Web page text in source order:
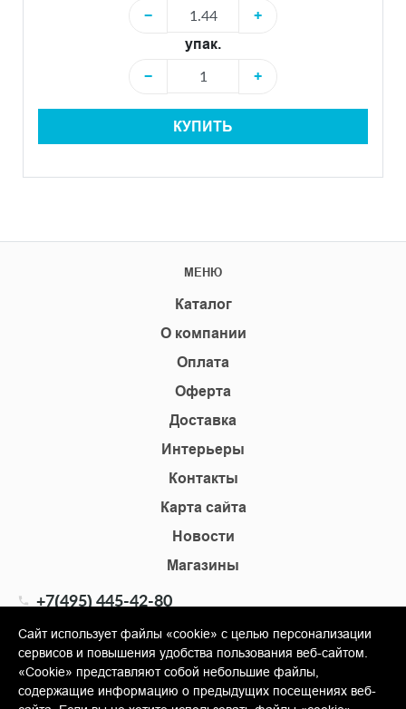
−
+
упак.
−
+
КУПИТЬ
МЕНЮ
Каталог
О компании
Оплата
Оферта
Доставка
Интерьеры
Контакты
Карта сайта
Новости
Магазины
+7(495) 445-42-80
info@shopkm.ru
© Copyright 2013-2026 KERAMA MARAZZI, ООО «Гамма
Сайт использует файлы «cookie» с целью персонализации
сервисов и повышения удобства пользования веб-сайтом.
«Cookie» представляют собой небольшие файлы,
содержащие информацию о предыдущих посещениях веб-